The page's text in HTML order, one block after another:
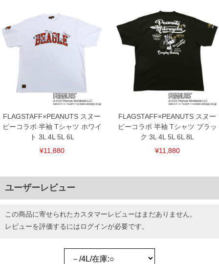
FLAGSTAFF×PEANUTS スヌー
ピーコラボ 半袖 Tシャツ ホワイ
ト 3L 4L 5L 6L
¥11,880
FLAGSTAFF×PEANUTS スヌー
ピーコラボ 半袖 Tシャツ ブラッ
ク 3L 4L 5L 6L 8L
¥11,880
ユーザーレビュー
この商品に寄せられたカスタマーレビューはまだありません。
レビューを評価するにはログインが必要です。